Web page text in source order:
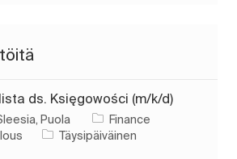
ds. Księgowości (m/k/d)
Puola
Finance
Työn tyyppi
Täysipäiväinen